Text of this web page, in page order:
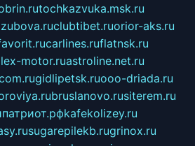
tochkazvuka.msk.ru
clubtibet.ruorior-aks.ru
carlines.ruflatnsk.ru
motor.ruastroline.net.ru
gidlipetsk.ruooo-driada.ru
bruslanovo.rusiterem.ru
kafekolizey.ru
sugarepilekb.rugrinox.ru